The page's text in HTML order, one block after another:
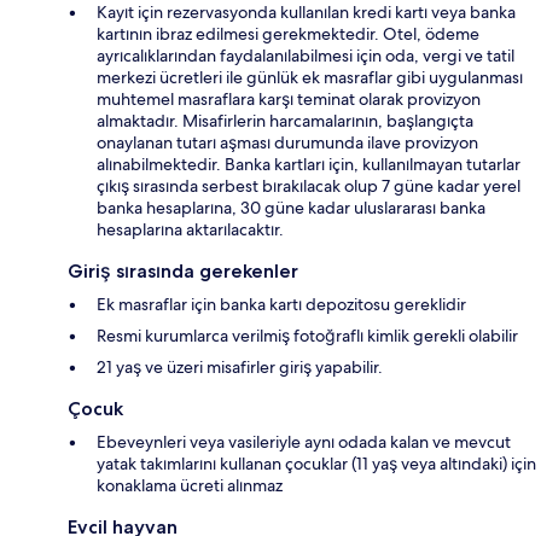
Kayıt için rezervasyonda kullanılan kredi kartı veya banka
kartının ibraz edilmesi gerekmektedir. Otel, ödeme
ayrıcalıklarından faydalanılabilmesi için oda, vergi ve tatil
merkezi ücretleri ile günlük ek masraflar gibi uygulanması
muhtemel masraflara karşı teminat olarak provizyon
almaktadır. Misafirlerin harcamalarının, başlangıçta
onaylanan tutarı aşması durumunda ilave provizyon
alınabilmektedir. Banka kartları için, kullanılmayan tutarlar
çıkış sırasında serbest bırakılacak olup 7 güne kadar yerel
banka hesaplarına, 30 güne kadar uluslararası banka
hesaplarına aktarılacaktır.
Giriş sırasında gerekenler
Ek masraflar için banka kartı depozitosu gereklidir
Resmi kurumlarca verilmiş fotoğraflı kimlik gerekli olabilir
21 yaş ve üzeri misafirler giriş yapabilir.
Çocuk
Ebeveynleri veya vasileriyle aynı odada kalan ve mevcut
yatak takımlarını kullanan çocuklar (11 yaş veya altındaki) için
konaklama ücreti alınmaz
Evcil hayvan